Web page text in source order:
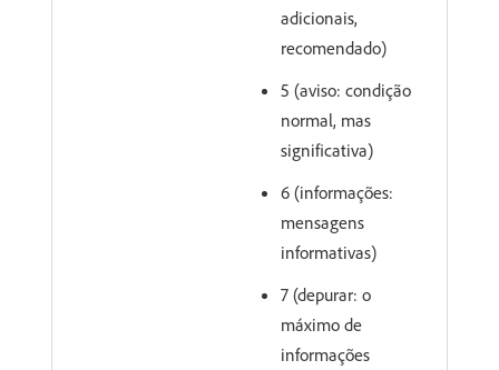
adicionais,
recomendado)
5 (aviso: condição
normal, mas
significativa)
6 (informações:
mensagens
informativas)
7 (depurar: o
máximo de
informações